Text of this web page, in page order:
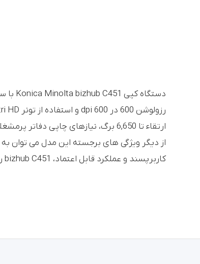
ارتقاء تا 6,650 برگ، نیازهای چاپی دفاتر پرمشغله را به خوبی پوشش می دهد.
از دیگر ویژگی های برجسته این مدل می توان
کاربرپسند و عملکرد قابل اعتماد، bizhub C451 را به یک انتخاب مناسب برای محیط های کاری حرفه ای تبدیل کرده است.